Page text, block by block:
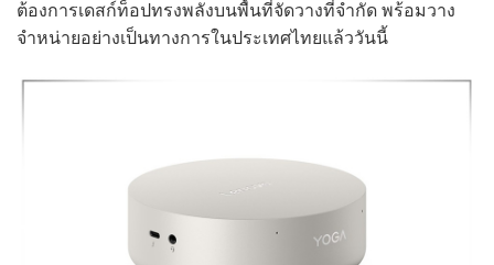
ต้องการเดสก์ท็อปทรงพลังบนพื้นที่จัดวางที่จำกัด พร้อมวาง
จำหน่ายอย่างเป็นทางการในประเทศไทยแล้ววันนี้